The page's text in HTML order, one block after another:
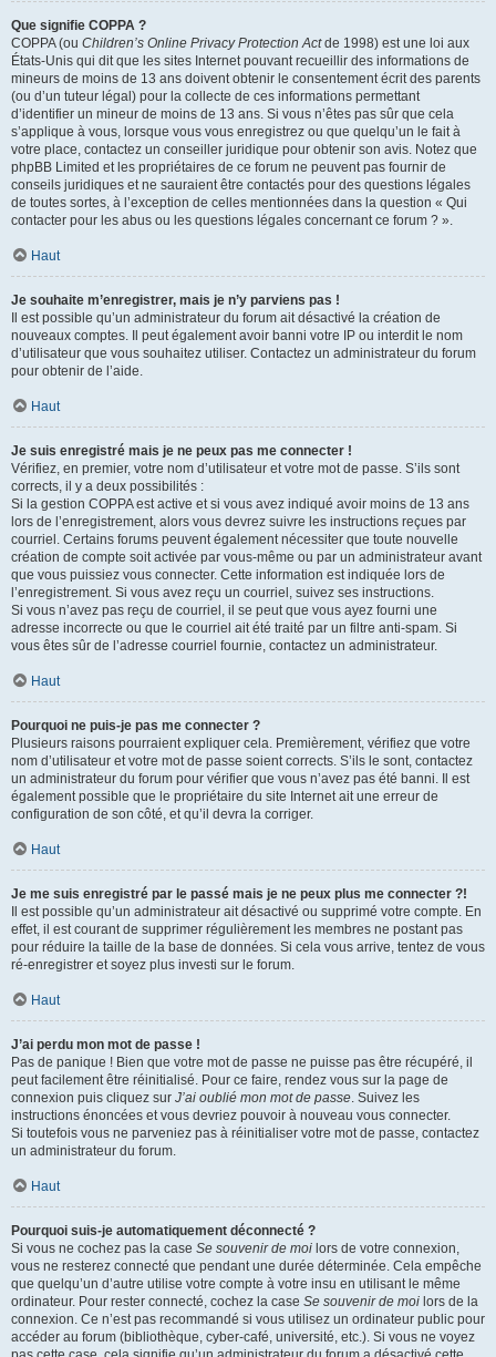
Que signifie COPPA ?
COPPA (ou Children’s Online Privacy Protection Actde 1998) est une loi aux
États-Unis qui dit que les sites Internet pouvant recueillir des informations de
mineurs de moins de 13 ans doivent obtenir le consentement écrit des parents
(ou d’un tuteur légal) pour la collecte de ces informations permettant
d’identifier un mineur de moins de 13 ans. Si vous n’êtes pas sûr que cela
s’applique à vous, lorsque vous vous enregistrez ou que quelqu’un le fait à
votre place, contactez un conseiller juridique pour obtenir son avis. Notez que
phpBB Limited et les propriétaires de ce forum ne peuvent pas fournir de
conseils juridiques et ne sauraient être contactés pour des questions légales
de toutes sortes, à l’exception de celles mentionnées dans la question « Qui
contacter pour les abus ou les questions légales concernant ce forum ? ».
Haut
Je souhaite m’enregistrer, mais je n’y parviens pas !
Il est possible qu’un administrateur du forum ait désactivé la création de
nouveaux comptes. Il peut également avoir banni votre IP ou interdit le nom
d’utilisateur que vous souhaitez utiliser. Contactez un administrateur du forum
pour obtenir de l’aide.
Haut
Je suis enregistré mais je ne peux pas me connecter !
Vérifiez, en premier, votre nom d’utilisateur et votre mot de passe. S’ils sont
corrects, il y a deux possibilités :
Si la gestion COPPA est active et si vous avez indiqué avoir moins de 13 ans
lors de l’enregistrement, alors vous devrez suivre les instructions reçues par
courriel. Certains forums peuvent également nécessiter que toute nouvelle
création de compte soit activée par vous-même ou par un administrateur avant
que vous puissiez vous connecter. Cette information est indiquée lors de
l’enregistrement. Si vous avez reçu un courriel, suivez ses instructions.
Si vous n’avez pas reçu de courriel, il se peut que vous ayez fourni une
adresse incorrecte ou que le courriel ait été traité par un filtre anti-spam. Si
vous êtes sûr de l’adresse courriel fournie, contactez un administrateur.
Haut
Pourquoi ne puis-je pas me connecter ?
Plusieurs raisons pourraient expliquer cela. Premièrement, vérifiez que votre
nom d’utilisateur et votre mot de passe soient corrects. S’ils le sont, contactez
un administrateur du forum pour vérifier que vous n’avez pas été banni. Il est
également possible que le propriétaire du site Internet ait une erreur de
configuration de son côté, et qu’il devra la corriger.
Haut
Je me suis enregistré par le passé mais je ne peux plus me connecter ?!
Il est possible qu’un administrateur ait désactivé ou supprimé votre compte. En
effet, il est courant de supprimer régulièrement les membres ne postant pas
pour réduire la taille de la base de données. Si cela vous arrive, tentez de vous
ré-enregistrer et soyez plus investi sur le forum.
Haut
J’ai perdu mon mot de passe !
Pas de panique ! Bien que votre mot de passe ne puisse pas être récupéré, il
peut facilement être réinitialisé. Pour ce faire, rendez vous sur la page de
connexion puis cliquez sur J’ai oublié mon mot de passe. Suivez les
instructions énoncées et vous devriez pouvoir à nouveau vous connecter.
Si toutefois vous ne parveniez pas à réinitialiser votre mot de passe, contactez
un administrateur du forum.
Haut
Pourquoi suis-je automatiquement déconnecté ?
Si vous ne cochez pas la case Se souvenir de moi lors de votre connexion,
vous ne resterez connecté que pendant une durée déterminée. Cela empêche
que quelqu’un d’autre utilise votre compte à votre insu en utilisant le même
ordinateur. Pour rester connecté, cochez la case Se souvenir de moi lors de la
connexion. Ce n’est pas recommandé si vous utilisez un ordinateur public pour
accéder au forum (bibliothèque, cyber-café, université, etc.). Si vous ne voyez